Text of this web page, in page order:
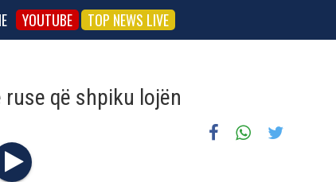
YOUTUBE TOP NEWS LIVE
ruse që shpiku lojën